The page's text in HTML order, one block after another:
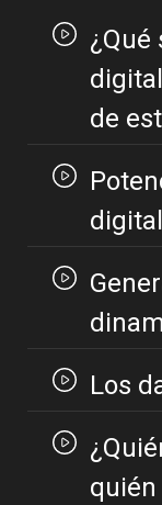
¿Qué
de
Los